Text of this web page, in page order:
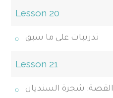
Lesson 20
تدريبات على ما سبق
Lesson 21
القصة: شجرة السنديان